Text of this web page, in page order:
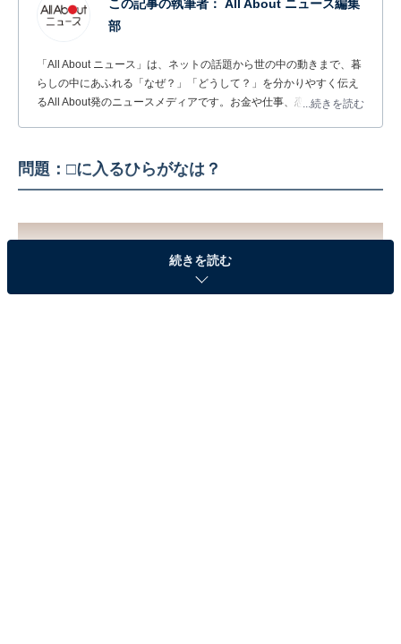
この記事の執筆者： All About ニュース編集
部
「All About ニュース」は、ネットの話題から世の中の動きまで、暮
らしの中にあふれる「なぜ？」「どうして？」を分かりやすく伝え
るAll About発のニュースメディアです。お金や仕事、恋愛、ITに関
...続きを読む
問題：□に入るひらがなは？
続きを読む